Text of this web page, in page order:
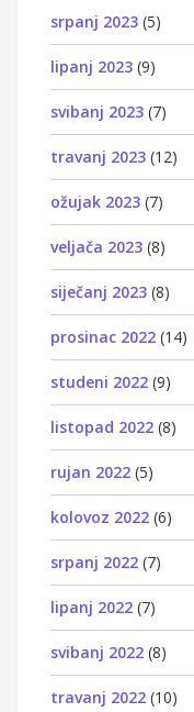
srpanj 2023 (5)
lipanj 2023 (9)
svibanj 2023 (7)
travanj 2023 (12)
ožujak 2023 (7)
veljača 2023 (8)
siječanj 2023 (8)
prosinac 2022 (14)
studeni 2022 (9)
listopad 2022 (8)
rujan 2022 (5)
kolovoz 2022 (6)
srpanj 2022 (7)
lipanj 2022 (7)
svibanj 2022 (8)
travanj 2022 (10)